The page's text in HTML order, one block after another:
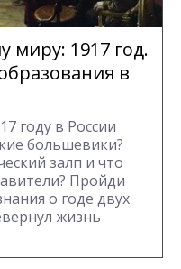
миру: 1917 год.
в
году в России
большевики?
залп и что
Пройди
о годе двух
жизнь